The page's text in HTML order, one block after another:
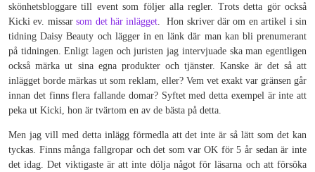
skönhetsbloggare till event som följer alla regler. Trots detta gör också
Kicki ev. missarsom det här inlägget . Hon skriver där om en artikel i sin
tidning Daisy Beauty och lägger in en länk där man kan bli prenumerant
på tidningen. Enligt lagen och juristen jag intervjuade ska man egentligen
också märka ut sina egna produkter och tjänster. Kanske är det så att
inlägget borde märkas ut som reklam, eller? Vem vet exakt var gränsen går
innan det finns flera fallande domar? Syftet med detta exempel är inte att
peka ut Kicki, hon är tvärtom en av de bästa på detta.
Men jag vill med detta inlägg förmedla att det inte är så lätt som det kan
tyckas. Finns många fallgropar och det som var OK för 5 år sedan är inte
det idag. Det viktigaste är att inte dölja något för läsarna och att försöka